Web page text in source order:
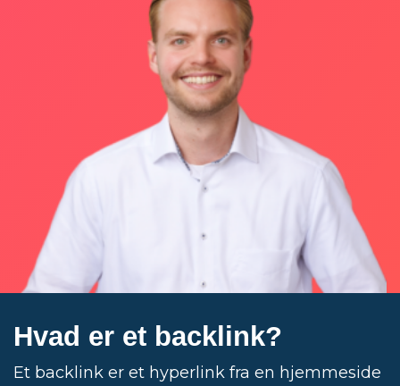
Hvad er et backlink?
Et backlink er et hyperlink fra en hjemmeside